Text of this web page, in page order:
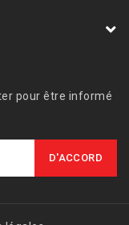
pour être informé